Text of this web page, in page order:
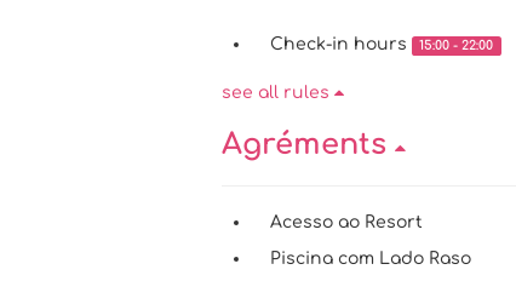
Check-in hours 15:00 - 22:00
see all rules
Agréments
Acesso ao Resort
Piscina com Lado Raso